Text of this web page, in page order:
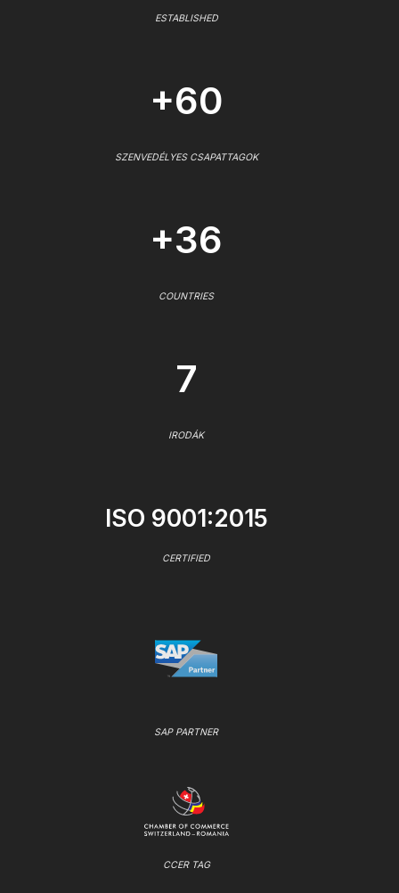
ESTABLISHED
+60
SZENVEDÉLYES CSAPATTAGOK
+36
COUNTRIES
7
IRODÁK
ISO 9001:2015
CERTIFIED
SAP PARTNER
CCER TAG